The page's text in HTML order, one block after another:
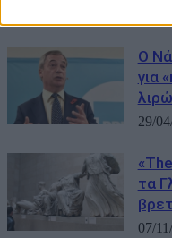
Ο
για
29/
τα
07/